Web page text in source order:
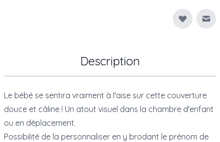
Description
Le bébé se sentira vraiment à l'aise sur cette couverture
douce et câline ! Un atout visuel dans la chambre d'enfant
ou en déplacement.
Possibilité de la personnaliser en y brodant le prénom de